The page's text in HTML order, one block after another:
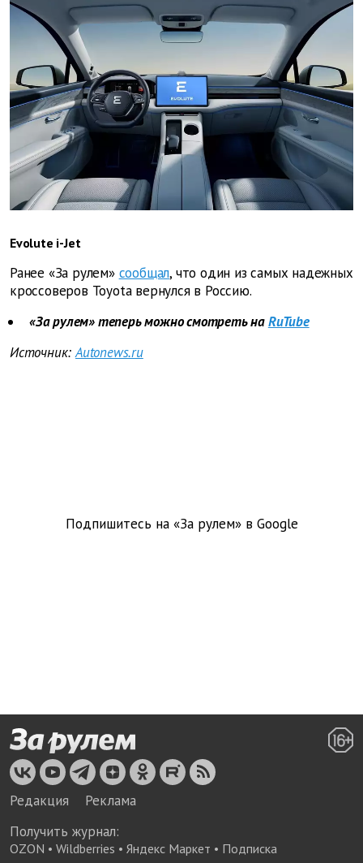
Evolute i-Jet
Ранее «За рулем» сообщал, что один из самых надежных
кроссоверов Toyota вернулся в Россию.
«За рулем» теперь можно смотреть наRuTube
Источник: Autonews.ru
Подпишитесь на «За рулем» в Google
Редакция
Реклама
Получить журнал:
OZON • Wildberries • Яндекс Маркет • Подписка